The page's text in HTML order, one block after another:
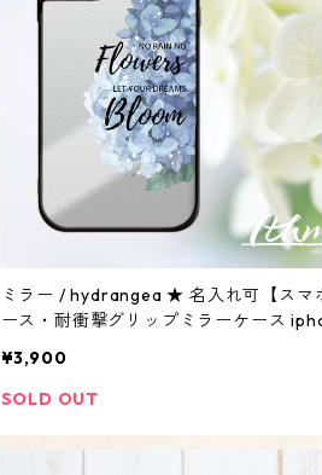
ミラー / hydrangea ★ 名入れ可【スマ
ース・耐衝撃グリップミラーケース
¥3,900
SOLD OUT